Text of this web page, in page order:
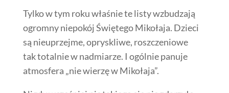
Tylko w tym roku właśnie te listy wzbudzają
ogromny niepokój Świętego Mikołaja. Dzieci
są nieuprzejme, opryskliwe, roszczeniowe
tak totalnie w nadmiarze. I ogólnie panuje
atmosfera „nie wierzę w Mikołaja”.